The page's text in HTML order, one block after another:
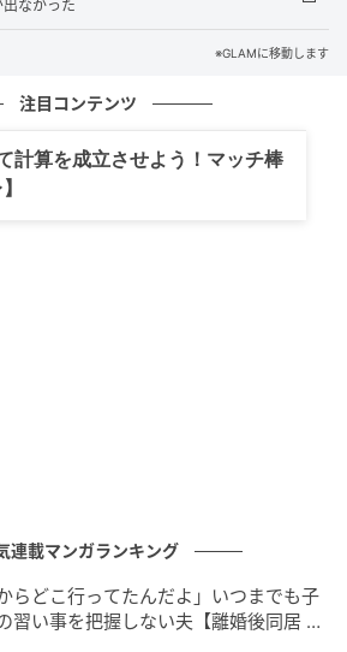
、どうしても見過ごせなかった。
動き、次の言葉に詰まった。私は
まで穏やかに続けた。
掲示板に一枚の紙を貼った。共用
控えてください、という一文だっ
はようやく小さく息をついた。
なかった
※GLAMに移動します
注目コンテンツ
計算を成立させよう！マッチ棒
連載マンガランキング
からどこ行ってたんだよ」いつまでも子
習い事を把握しない夫【離婚後同居 Vo